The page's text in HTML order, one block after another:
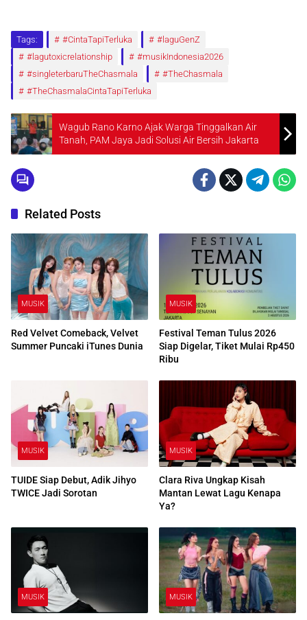
Tags: #CintaTapiTerluka
#laguGenZ
#lagutoxicrelationship
#musikIndonesia2026
#singleterbaruTheChasmala
#TheChasmala
#TheChasmalaCintaTapiTerluka
Wagub Rano Karno Ajak Warga Tinggalkan Air
Tanah, PAM Jaya Jadi Solusi Air Bersih Jakarta
Related Posts
MUSIK
Red Velvet Comeback, Velvet
Summer Puncaki iTunes Dunia
MUSIK
Festival Teman Tulus 2026
Siap Digelar, Tiket Mulai Rp450
Ribu
MUSIK
TUIDE Siap Debut, Adik Jihyo
TWICE Jadi Sorotan
MUSIK
Clara Riva Ungkap Kisah
Mantan Lewat Lagu Kenapa
Ya?
MUSIK MUSIK